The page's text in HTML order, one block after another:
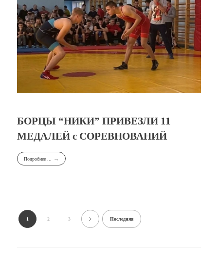
БОРЦЫ “НИКИ” ПРИВЕЗЛИ 11
МЕДАЛЕЙ с СОРЕВНОВАНИЙ
Подробнее ...
1 2 3 Последняя